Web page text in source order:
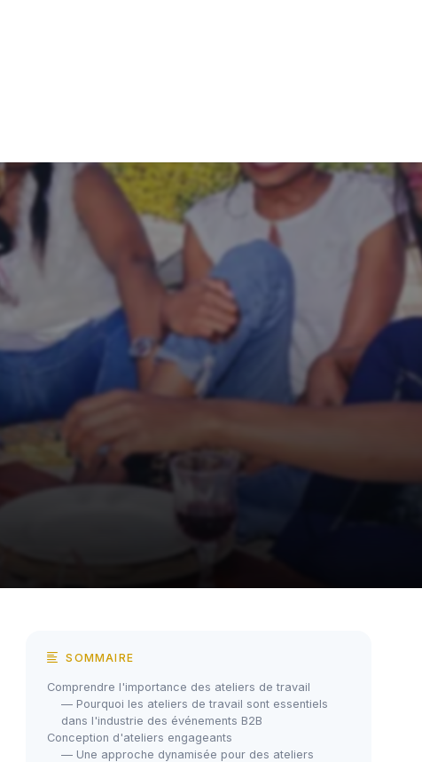
SOMMAIRE
Comprendre l'importance des ateliers de travail
— Pourquoi les ateliers de travail sont essentiels
dans l'industrie des événements B2B
Conception d'ateliers engageants
— Une approche dynamisée pour des ateliers